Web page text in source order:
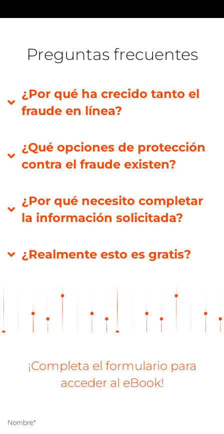
Preguntas frecuentes
¿Por qué ha crecido tanto el
fraude en línea?
¿Qué opciones de protección
contra el fraude existen?
¿Por qué necesito completar
la información solicitada?
¿Realmente esto es gratis?
¡Completa el formulario para
acceder al eBook!
Nombre*